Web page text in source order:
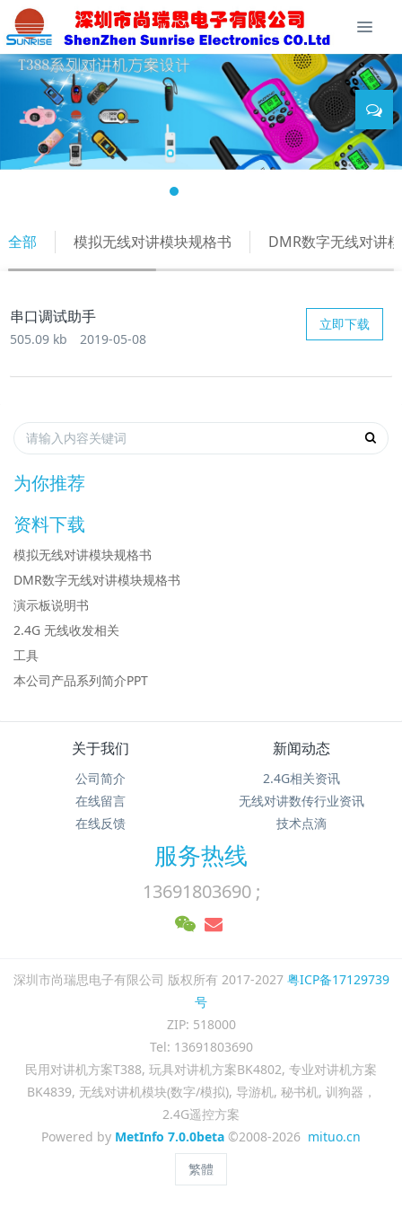
全部 模拟无线对讲模块规格书 DMR数字无线对讲
立即下载
串口调试助手
505.09 kb 2019-05-08
为你推荐
资料下载
模拟无线对讲模块规格书
DMR数字无线对讲模块规格书
演示板说明书
2.4G 无线收发相关
工具
本公司产品系列简介PPT
关于我们
公司简介
在线留言
在线反馈
新闻动态
2.4G相关资讯
无线对讲数传行业资讯
技术点滴
服务热线
13691803690 ;
深圳市尚瑞思电子有限公司 版权所有 2017-2027 粤ICP备17129739
号
ZIP: 518000
Tel: 13691803690
民用对讲机方案T388, 玩具对讲机方案BK4802, 专业对讲机方案
BK4839, 无线对讲机模块(数字/模拟), 导游机, 秘书机, 训狗器，
2.4G遥控方案
Powered by MetInfo 7.0.0beta ©2008-2026 mituo.cn
繁體